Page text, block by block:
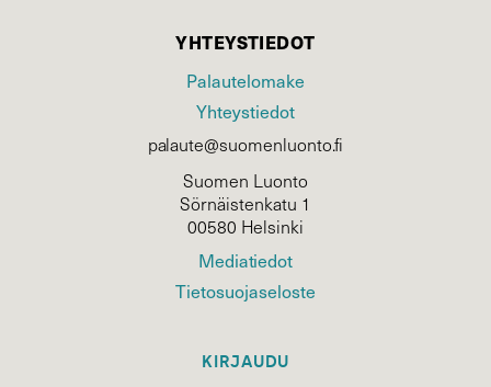
YHTEYSTIEDOT
Palautelomake
Yhteystiedot
palaute@suomenluonto.fi
Suomen Luonto
Sörnäistenkatu 1
00580 Helsinki
Mediatiedot
Tietosuojaseloste
KIRJAUDU